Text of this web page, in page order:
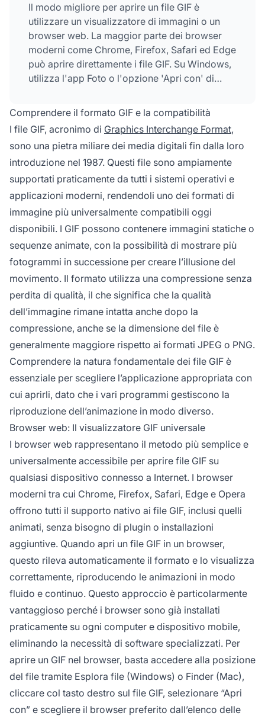
Il modo migliore per aprire un file GIF è
utilizzare un visualizzatore di immagini o un
browser web. La maggior parte dei browser
moderni come Chrome, Firefox, Safari ed Edge
può aprire direttamente i file GIF. Su Windows,
utilizza l'app Foto o l'opzione 'Apri con' di
la barra spaziatrice. Molti programmi possono
aprire i GIF, ma alcuni mostrano solo il primo
fotogramma se non supportano l'animazione.
Comprendere il formato GIF e la compatibilità
I file GIF, acronimo di Graphics Interchange Format,
sono una pietra miliare dei media digitali fin dalla loro
introduzione nel 1987. Questi file sono ampiamente
supportati praticamente da tutti i sistemi operativi e
applicazioni moderni, rendendoli uno dei formati di
immagine più universalmente compatibili oggi
disponibili. I GIF possono contenere immagini statiche o
sequenze animate, con la possibilità di mostrare più
fotogrammi in successione per creare l’illusione del
movimento. Il formato utilizza una compressione senza
perdita di qualità, il che significa che la qualità
dell’immagine rimane intatta anche dopo la
compressione, anche se la dimensione del file è
generalmente maggiore rispetto ai formati JPEG o PNG.
Comprendere la natura fondamentale dei file GIF è
essenziale per scegliere l’applicazione appropriata con
cui aprirli, dato che i vari programmi gestiscono la
riproduzione dell’animazione in modo diverso.
Browser web: Il visualizzatore GIF universale
I browser web rappresentano il metodo più semplice e
universalmente accessibile per aprire file GIF su
qualsiasi dispositivo connesso a Internet. I browser
moderni tra cui Chrome, Firefox, Safari, Edge e Opera
offrono tutti il supporto nativo ai file GIF, inclusi quelli
animati, senza bisogno di plugin o installazioni
aggiuntive. Quando apri un file GIF in un browser,
questo rileva automaticamente il formato e lo visualizza
correttamente, riproducendo le animazioni in modo
fluido e continuo. Questo approccio è particolarmente
vantaggioso perché i browser sono già installati
praticamente su ogni computer e dispositivo mobile,
eliminando la necessità di software specializzati. Per
aprire un GIF nel browser, basta accedere alla posizione
del file tramite Esplora file (Windows) o Finder (Mac),
cliccare col tasto destro sul file GIF, selezionare “Apri
con” e scegliere il browser preferito dall’elenco delle